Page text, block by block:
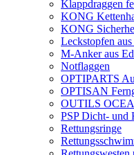
Klappdraggen
KONG
KONG
Leckstopfen
M-Anker aus
Notflaggen
OPTIPARTS
OPTISAN
OUTILS
PSP Dicht- und
Rettungsringe